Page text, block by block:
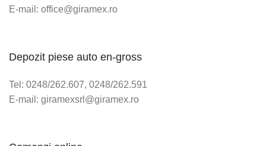
E-mail: office@giramex.ro
Depozit piese auto en-gross
Tel: 0248/262.607, 0248/262.591
E-mail: giramexsrl@giramex.ro